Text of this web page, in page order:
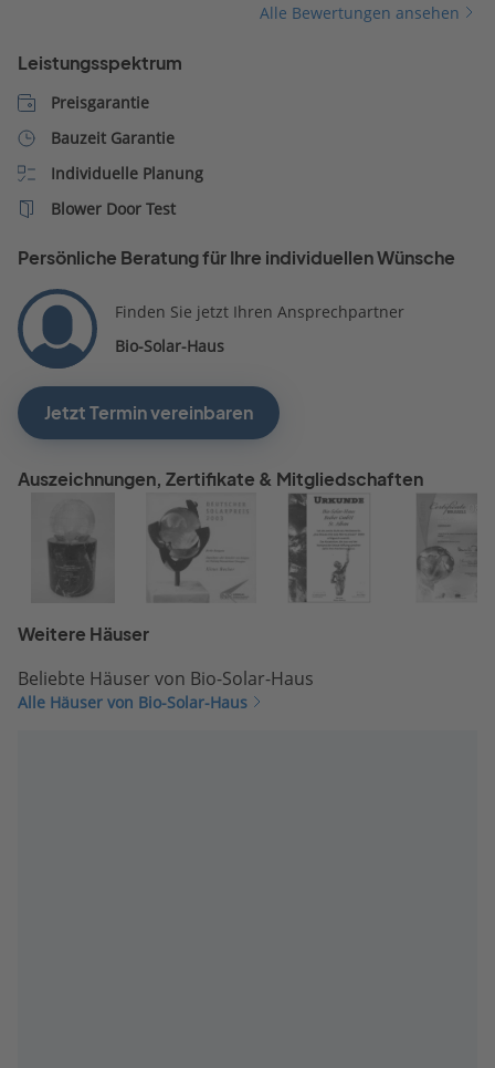
Alle Bewertungen ansehen
Leistungsspektrum
Preisgarantie
Bauzeit Garantie
Individuelle Planung
Blower Door Test
Persönliche Beratung für Ihre individuellen Wünsche
Finden Sie jetzt Ihren Ansprechpartner
Bio-Solar-Haus
Jetzt Termin vereinbaren
Auszeichnungen, Zertifikate & Mitgliedschaften
Weitere Häuser
Beliebte Häuser von Bio-Solar-Haus
Alle Häuser von Bio-Solar-Haus